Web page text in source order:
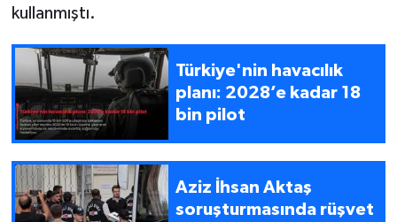
kullanmıştı.
Türkiye'nin havacılık
planı: 2028’e kadar 18
bin pilot
Aziz İhsan Aktaş
soruşturmasında rüşvet